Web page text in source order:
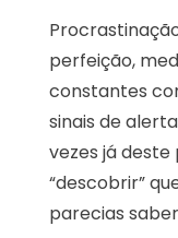
perfeição,
constantes
sinais de
vezes já
“descobrir”
parecias